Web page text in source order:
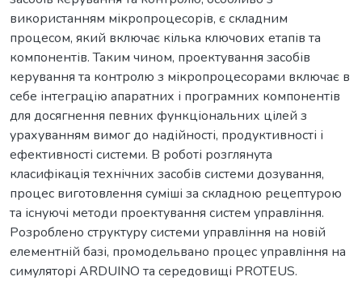
використанням мікропроцесорів, є складним
процесом, який включає кілька ключових етапів та
компонентів. Таким чином, проектування засобів
керування та контролю з мікропроцесорами включає в
себе інтеграцію апаратних і програмних компонентів
для досягнення певних функціональних цілей з
урахуванням вимог до надійності, продуктивності і
ефективності системи. В роботі розглянута
класифікація технічних засобів системи дозування,
процес виготовлення суміші за складною рецептурою
та існуючі методи проектування систем управління.
Розроблено структуру системи управління на новій
елементній базі, промодельвано процес управління на
симуляторі ARDUINO та середовищі PROTEUS.